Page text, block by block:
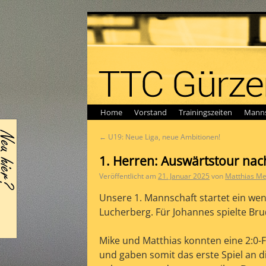
Home Vorstand Trainingszeiten
← U19: Neue Liga, neue Ambitionen!
1. Herren: Auswärtstour
Veröffentlicht am 21. Januar 2025 von Matthias
Unsere 1. Mannschaft startet ein
Lucherberg. Für Johannes spielte
Mike und Matthias konnten eine
und gaben somit das erste Spiel an